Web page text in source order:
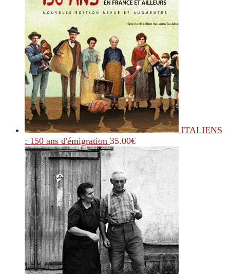
ITALIENS
: 150 ans d'émigration 35.00€